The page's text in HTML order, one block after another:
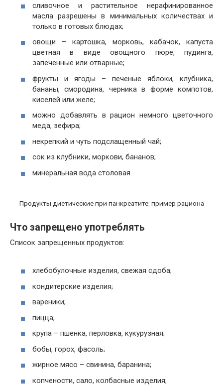
сливочное и растительное нерафинированное
масла разрешены в минимальных количествах и
только в готовых блюдах;
овощи – картошка, морковь, кабачок, капуста
цветная в виде овощного пюре, пудинга,
запеченные или отварные;
фрукты и ягоды – печеные яблоки, клубника,
бананы, смородина, черника в форме компотов,
киселей или желе;
можно добавлять в рацион немного цветочного
меда, зефира;
некрепкий и чуть подслащенный чай;
сок из клубники, моркови, бананов;
минеральная вода столовая.
Продукты диетические при панкреатите: пример рациона
Что запрещено употреблять
Список запрещенных продуктов:
хлебобулочные изделия, свежая сдоба;
кондитерские изделия;
вареники;
пицца;
крупа – пшенка, перловка, кукурузная;
бобы, горох, фасоль;
жирное мясо – свинина, баранина;
копчености, сало, колбасные изделия;